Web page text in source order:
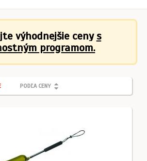
výhodnejšie cenys
programom.
PODĽA CENY